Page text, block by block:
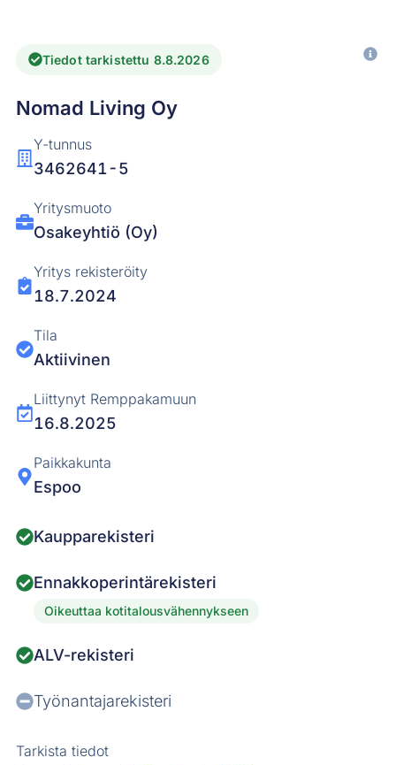
Tiedot tarkistettu 8.8.2026
Nomad Living Oy
Y-tunnus
3462641-5
Yritysmuoto
Osakeyhtiö (Oy)
Yritys rekisteröity
18.7.2024
Tila
Aktiivinen
Liittynyt Remppakamuun
16.8.2025
Paikkakunta
Espoo
Kaupparekisteri
Ennakkoperintärekisteri
Oikeuttaa kotitalousvähennykseen
ALV-rekisteri
Työnantajarekisteri
Tarkista tiedot